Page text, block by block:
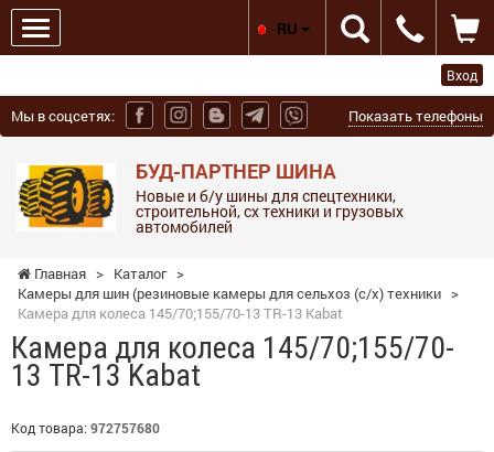
Вход
Мы в соцсетях: Показать телефоны
БУД-ПАРТНЕР ШИНА
Новые и б/у шины для спецтехники,
строительной, сх техники и грузовых
автомобилей
RU
Главная > Каталог >
Камеры для шин (резиновые камеры для сельхоз (с/х) техники >
Камера для колеса 145/70;155/70-13 TR-13 Kabat
Камера для колеса 145/70;155/70-
13 TR-13 Kabat
Код товара: 972757680